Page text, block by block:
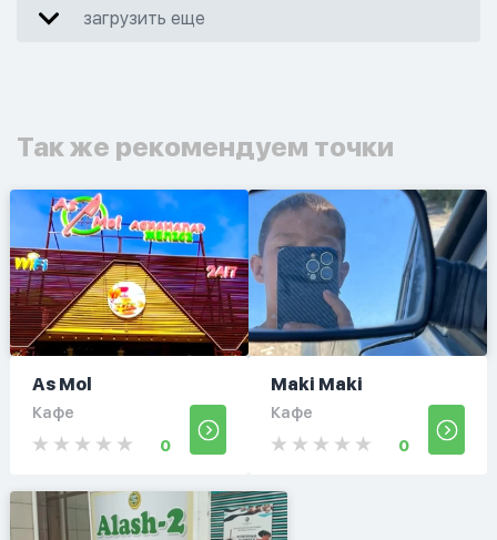
загрузить еще
Так же рекомендуем точки
As Mol
Кафе
0
Maki Maki
Кафе
0